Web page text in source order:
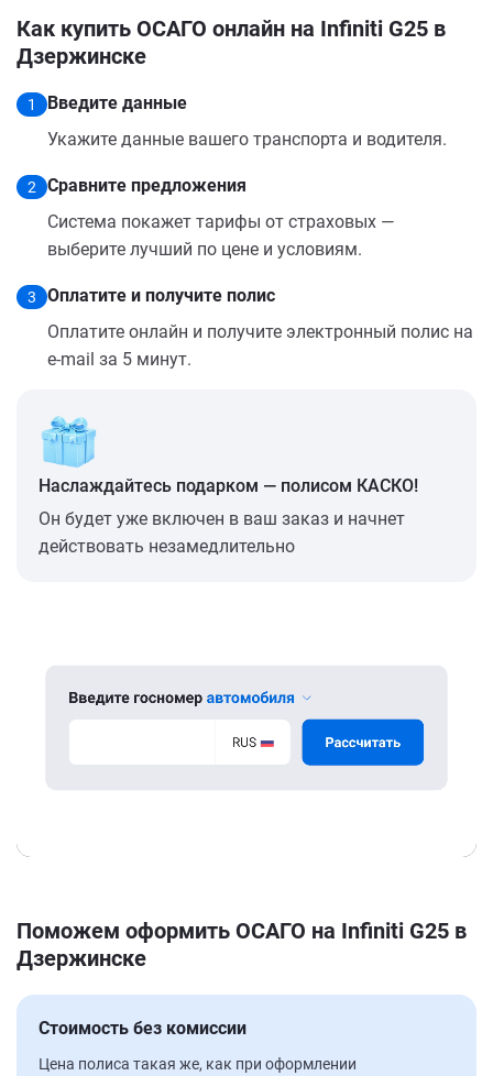
Как купить ОСАГО онлайн на Infiniti G25 в
Дзержинске
1
Введите данные
Укажите данные вашего транспорта и водителя.
2
Сравните предложения
Система покажет тарифы от страховых —
выберите лучший по цене и условиям.
3
Оплатите и получите полис
Оплатите онлайн и получите электронный полис на
e-mail за 5 минут.
Наслаждайтесь подарком — полисом КАСКО!
Он будет уже включен в ваш заказ и начнет
действовать незамедлительно
Поможем оформить ОСАГО на Infiniti G25 в
Дзержинске
Стоимость без комиссии
Цена полиса такая же, как при оформлении